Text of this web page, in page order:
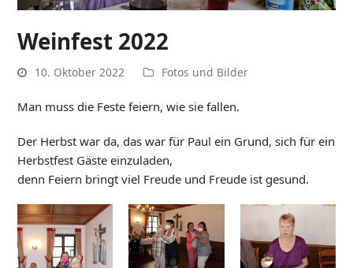
Weinfest 2022
10. Oktober 2022 Fotos und Bilder
Man muss die Feste feiern, wie sie fallen.
Der Herbst war da, das war für Paul ein Grund, sich für ein
Herbstfest Gäste einzuladen,
denn Feiern bringt viel Freude und Freude ist gesund.